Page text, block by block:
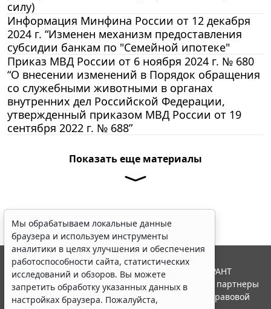
силу)
Информация Минфина России от 12 декабря
2024 г. “Изменен механизм предоставления
субсидии банкам по "Семейной ипотеке"
Приказ МВД России от 6 ноября 2024 г. № 680
“О внесении изменений в Порядок обращения
со служебными животными в органах
внутренних дел Российской Федерации,
утвержденный приказом МВД России от 19
сентября 2022 г. № 688”
Показать еще материалы
Мы обрабатываем локальные данные
браузера и используем инструменты
аналитики в целях улучшения и обеспечения
работоспособности сайта, статистических
исследований и обзоров. Вы можете
запретить обработку указанных данных в
настройках браузера. Пожалуйста,
© ООО "НПП "ГАРАНТ-СЕРВИС", 2026. Система ГАРАНТ
выпускается с 1990 года. Компания "Гарант" и ее партнеры
являются участниками Российской ассоциации правовой